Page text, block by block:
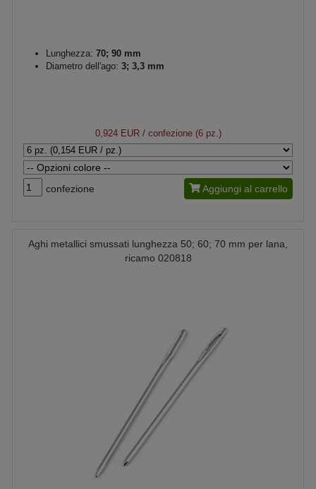
Lunghezza: 70; 90 mm
Diametro dell'ago: 3; 3,3 mm
0,924 EUR/ confezione (6 pz.)
confezione Aggiungi al carrello
Aghi metallici smussati lunghezza 50; 60; 70 mm per lana,
ricamo 020818